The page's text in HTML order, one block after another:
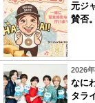
元ジ
賛否
2026
なに
タラ